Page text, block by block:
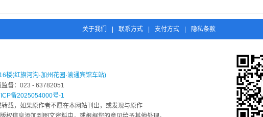
关于我们 联系方式 支付方式 隐私条款
楼(红旗河沟·加州花园·渝通宾馆车站)
督：023 - 63782051
备2025054000号-1
载，如果原作者不愿在本网站刊出，或发现与原作